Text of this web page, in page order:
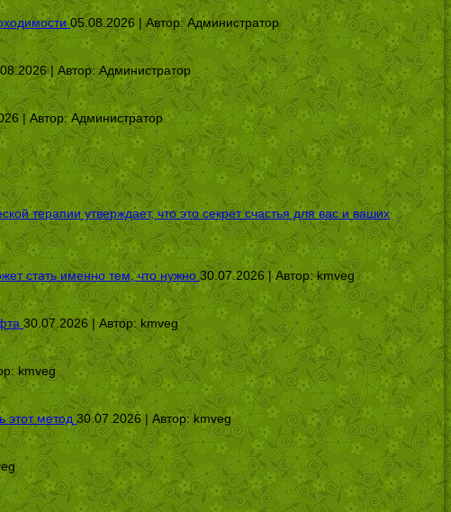
05.08.2026 | Автор:Администратор
| Автор:Администратор
| Автор: Администратор
терапии утверждает, что это секрет счастья для вас и ваших
стать именно тем, что нужно 30.07.2026 | Автор:kmveg
30.07.2026 | Автор: kmveg
kmveg
этот метод 30.07.2026 | Автор:kmveg